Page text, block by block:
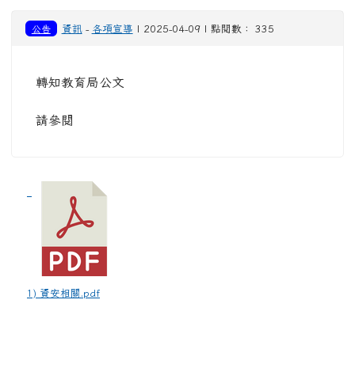
公告 資訊- 各項宣導 | 2025-04-09 | 點閱數： 335
轉知教育局公文
請參閱
1) 資安相關.pdf